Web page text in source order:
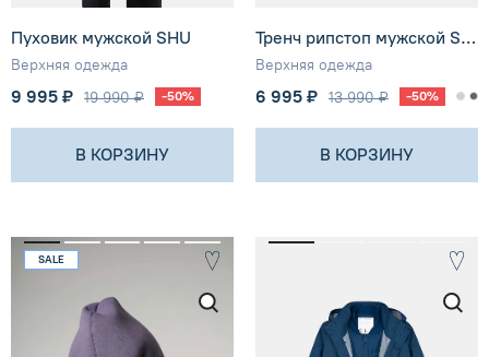
Пуховик мужской SHU
Верхняя одежда
9 995 ₽ 19 990 ₽ -50%
В КОРЗИНУ
Тренч рипстоп мужской SHU
Верхняя одежда
6 995 ₽ 13 990 ₽ -50%
В КОРЗИНУ
SALE